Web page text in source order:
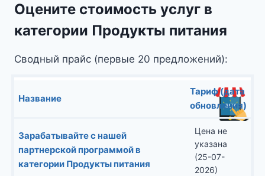
Оцените стоимость услуг в
категории Продукты питания
Сводный прайс (первые 20 предложений):
Название
Тариф (дата
обновления)
Зарабатывайте с нашей
партнерской программой в
категории Продукты питания
Цена не
указана
(25-07-
2026)